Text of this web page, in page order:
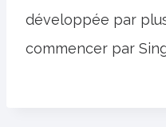
développée par
commencer par